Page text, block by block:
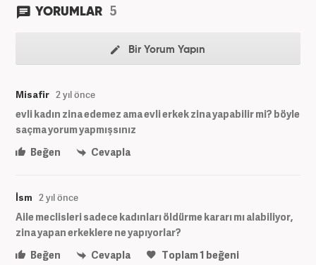
YORUMLAR 5
Bir Yorum Yapın
Misafir 2 yıl önce
evli kadın zina edemez ama evli erkek zina yapabilir mi? böyle
saçma yorum yapmışsınız
Beğen
Cevapla
İsm 2 yıl önce
Aile meclisleri sadece kadınları öldürme kararı mı alabiliyor,
zina yapan erkeklere ne yapıyorlar?
Beğen
Cevapla Toplam1 beğeni